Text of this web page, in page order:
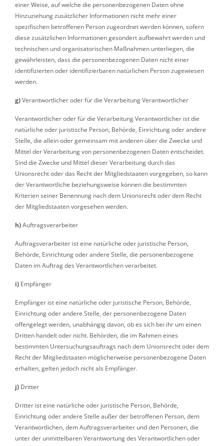
einer Weise, auf welche die personenbezogenen Daten ohne
Hinzuziehung zusätzlicher Informationen nicht mehr einer
spezifischen betroffenen Person zugeordnet werden können, sofern
diese zusätzlichen Informationen gesondert aufbewahrt werden und
technischen und organisatorischen Maßnahmen unterliegen, die
gewährleisten, dass die personenbezogenen Daten nicht einer
identifizierten oder identifizierbaren natürlichen Person zugewiesen
werden.
g)Verantwortlicher oder für die Verarbeitung Verantwortlicher
Verantwortlicher oder für die Verarbeitung Verantwortlicher ist die
natürliche oder juristische Person, Behörde, Einrichtung oder andere
Stelle, die allein oder gemeinsam mit anderen über die Zwecke und
Mittel der Verarbeitung von personenbezogenen Daten entscheidet.
Sind die Zwecke und Mittel dieser Verarbeitung durch das
Unionsrecht oder das Recht der Mitgliedstaaten vorgegeben, so kann
der Verantwortliche beziehungsweise können die bestimmten
Kriterien seiner Benennung nach dem Unionsrecht oder dem Recht
der Mitgliedstaaten vorgesehen werden.
h)Auftragsverarbeiter
Auftragsverarbeiter ist eine natürliche oder juristische Person,
Behörde, Einrichtung oder andere Stelle, die personenbezogene
Daten im Auftrag des Verantwortlichen verarbeitet.
i) Empfänger
Empfänger ist eine natürliche oder juristische Person, Behörde,
Einrichtung oder andere Stelle, der personenbezogene Daten
offengelegt werden, unabhängig davon, ob es sich bei ihr um einen
Dritten handelt oder nicht. Behörden, die im Rahmen eines
bestimmten Untersuchungsauftrags nach dem Unionsrecht oder dem
Recht der Mitgliedstaaten möglicherweise personenbezogene Daten
erhalten, gelten jedoch nicht als Empfänger.
j) Dritter
Dritter ist eine natürliche oder juristische Person, Behörde,
Einrichtung oder andere Stelle außer der betroffenen Person, dem
Verantwortlichen, dem Auftragsverarbeiter und den Personen, die
unter der unmittelbaren Verantwortung des Verantwortlichen oder